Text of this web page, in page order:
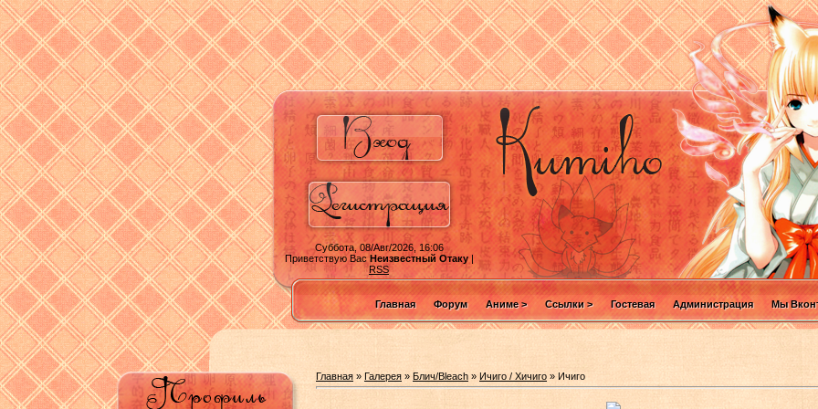
Суббота, 08/Авг/2026, 16:06
Приветствую ВасНеизвестный Отаку|
RSS
Главная Форум Аниме > Ссылки > Гостевая Администрация Мы
Главная »Галерея » Блич/Bleach » Ичиго / Хичиго » Ичиго